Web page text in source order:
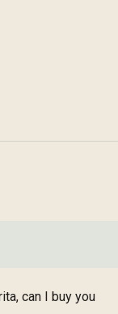
can I buy you